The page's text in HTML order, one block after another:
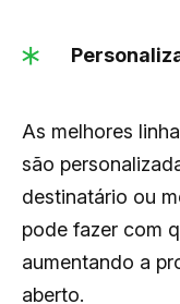
As melhores
são
destinatário ou
pode fazer com
aumentando a
aberto.